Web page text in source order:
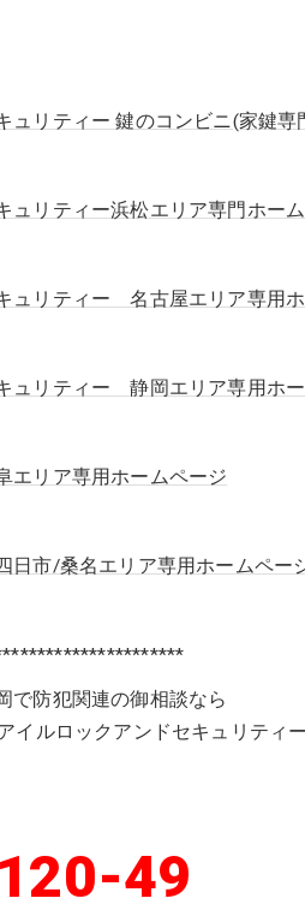
ュリティー 鍵のコンビニ(家鍵専
ュリティー浜松エリア専門ホー
ュリティー 名古屋エリア専用
ュリティー 静岡エリア専用ホ
リア専用ホームページ
市/桑名エリア専用ホームペー
で防犯関連の御相談なら
イルロックアンドセキュリティ
49